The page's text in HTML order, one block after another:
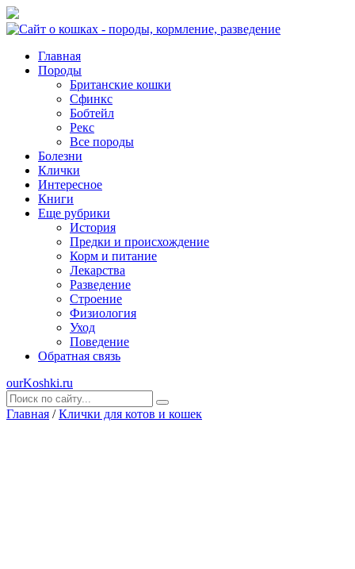
Главная
Породы
Британские кошки
Сфинкс
Бобтейл
Рекс
Все породы
Болезни
Клички
Интересное
Книги
Еще рубрики
История
Предки и происхождение
Корм и питание
Лекарства
Разведение
Строение
Физиология
Уход
Поведение
Обратная связь
ourKoshki.ru
Главная / Клички для котов и кошек